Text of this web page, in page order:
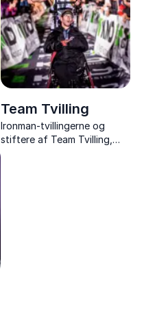
personlige oplevelser
Team Tvilling
Ironman-tvillingerne og
stiftere af Team Tvilling,